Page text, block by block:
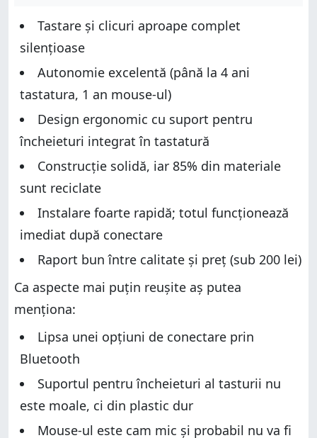
Tastare și clicuri aproape complet
silențioase
Autonomie excelentă (până la 4 ani
tastatura, 1 an mouse-ul)
Design ergonomic cu suport pentru
încheieturi integrat în tastatură
Construcție solidă, iar 85% din materiale
sunt reciclate
Instalare foarte rapidă; totul funcționează
imediat după conectare
Raport bun între calitate și preț (sub 200 lei)
Ca aspecte mai puțin reușite aș putea
menționa:
Lipsa unei opțiuni de conectare prin
Bluetooth
Suportul pentru încheieturi al tasturii nu
este moale, ci din plastic dur
Mouse-ul este cam mic și probabil nu va fi